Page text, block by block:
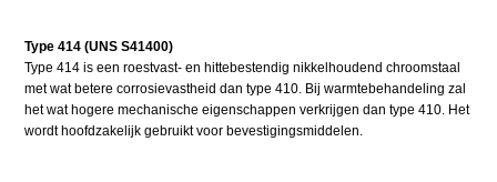
Type 414 (UNS S41400)
Type 414 is een roestvast- en hittebestendig nikkelhoudend chroomstaal
met wat betere corrosievastheid dan type 410. Bij warmtebehandeling zal
het wat hogere mechanische eigenschappen verkrijgen dan type 410. Het
wordt hoofdzakelijk gebruikt voor bevestigingsmiddelen.